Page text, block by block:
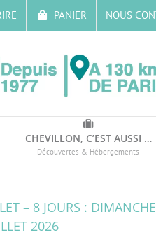
PANIER NOUS
CHEVILLON, C’EST AUSSI …
Découvertes & Hébergements
– 8 JOURS :
2026